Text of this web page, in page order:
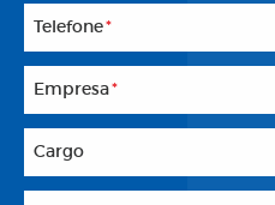
Telefone*
Empresa*
Cargo